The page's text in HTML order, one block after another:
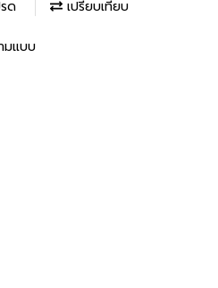
ด เปรียบเทียบ
มแบบ